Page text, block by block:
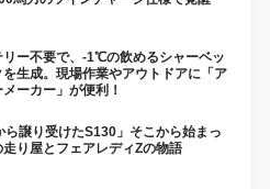
リー不要で、-1℃の飲めるシャーベッ
を生成。現場作業やアウトドアに「ア
ーカー」が便利！
ら譲り受けたS130」そこから始まっ
り屋とフェアレディZの物語